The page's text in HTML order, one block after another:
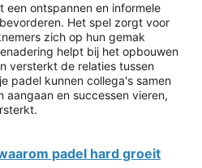
een ontspannen en informele
Het spel zorgt voor
zich op hun gemak
helpt bij het opbouwen
versterkt de relaties tussen
padel kunnen collega's samen
en successen vieren,
padel hard groeit